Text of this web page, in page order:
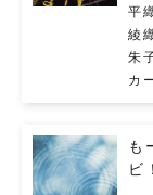
平
綾
朱
カ
も
ビ